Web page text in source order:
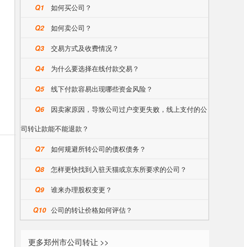
Q1 如何买公司？
Q2 如何卖公司？
Q3 交易方式及收费情况？
Q4 为什么要选择在线付款交易？
Q5 线下付款容易出现哪些资金风险？
Q6
因卖家原因，导致公司过户变更失败，线上支付的公
司转让款能不能退款？
Q7 如何规避所转公司的债权债务？
Q8 怎样更快找到入驻天猫或京东所要求的公司？
Q9 谁来办理股权变更？
Q10 公司的转让价格如何评估？
更多郑州市公司转让 >>